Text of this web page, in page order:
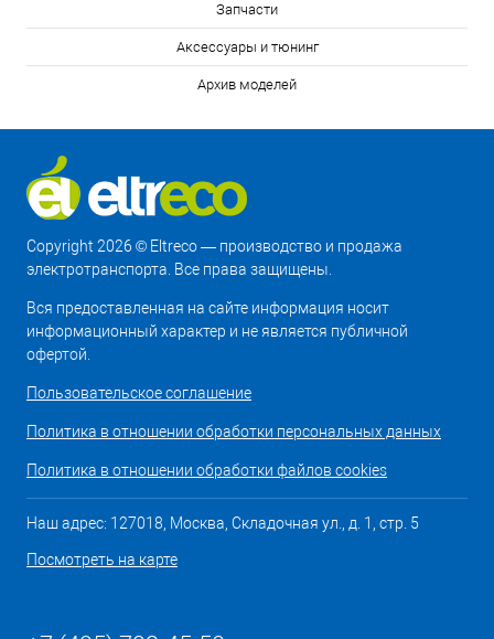
Запчасти
Аксессуары и тюнинг
Архив моделей
Copyright 2026 © Eltreco — производство и продажа
электротранспорта. Все права защищены.
Вся предоставленная на сайте информация носит
информационный характер и не является публичной
офертой.
Пользовательское соглашение
Политика в отношении обработки персональных данных
Политика в отношении обработки файлов cookies
Наш адрес: 127018, Москва, Складочная ул., д. 1, стр. 5
Посмотреть на карте